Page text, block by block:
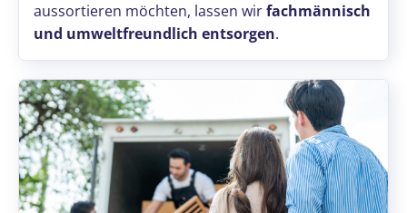
aussortieren möchten, lassen wirfachmännisch
und umweltfreundlich entsorgen.